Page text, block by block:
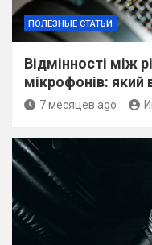
ПОЛЕЗНЫЕ СТАТЬИ
Відмінності між
мікрофонів: який
7 месяцев ago